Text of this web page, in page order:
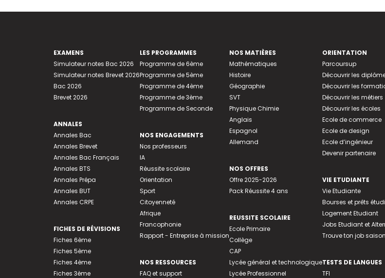
EXAMENS
Simulateur notes Bac 2026
Simulateur notes Brevet 2026
Bac 2026
Brevet 2026
ANNALES
Annales Bac
Annales Brevet
Annales Bac Français
Annales BTS
Annales Prépa
Annales BUT
Annales CRPE
FICHES DE RÉVISIONS
Fiches 6ème
Fiches 5ème
Fiches 4ème
Fiches 3ème
LES PROGRAMMES
Programme de 6ème
Programme de 5ème
Programme de 4ème
Programme de 3ème
Programme de Seconde
NOS ENGAGEMENTS
Nos professeurs
IA
Réussite scolaire
Orientation
Sport
Citoyenneté
Afrique
Francophonie
Rapport - Entreprise à mission
NOS RESSOURCES
FAQ et support
NOS MATIÈRES
Mathématiques
Histoire
Géographie
SVT
Physique Chimie
Anglais
Espagnol
Allemand
NOS OFFRES
Offre 2025-2026
Pack Réussite 4 ans
REUSSITE SCOLAIRE
Ecole Primaire
Collège
CAP
Lycée général et technologique
Lycée Professionnel
ORIENTATION
Parcoursup
Découvrir les
Découvrir les
Découvrir les métiers
Découvrir les écoles
Ecole de commerce
Ecole de design
Ecole d’ingénieur
Devenir partenaire
VIE ETUDIANTE
Vie Etudiante
Bourses et prêts
Logement Etudiant
Jobs Etudiant et
Trouve ton job
TESTS DE LANGUES
TFI